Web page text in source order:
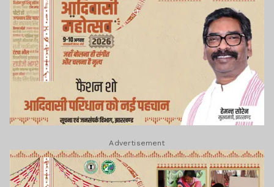
Advertisement